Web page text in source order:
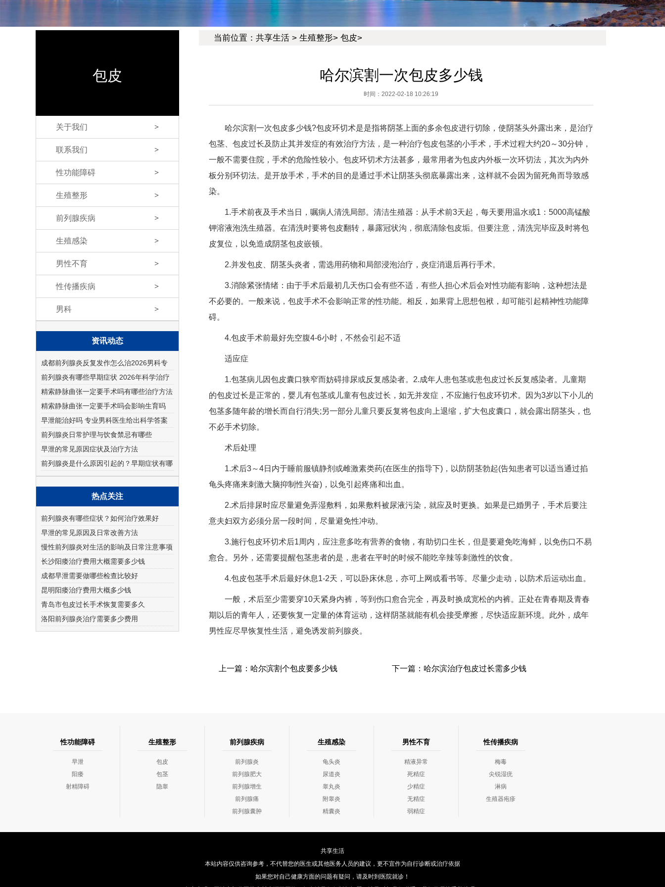
包皮
关于我们 >
联系我们 >
性功能障碍 >
生殖整形 >
前列腺疾病 >
生殖感染 >
男性不育 >
性传播疾病 >
男科 >
资讯动态
成都前列腺炎反复发作怎么治2026男科专
科医院哪家好
前列腺炎有哪些早期症状 2026年科学治疗
与预防方法
精索静脉曲张一定要手术吗有哪些治疗方法
精索静脉曲张一定要手术吗会影响生育吗
早泄能治好吗 专业男科医生给出科学答案
前列腺炎日常护理与饮食禁忌有哪些
早泄的常见原因症状及治疗方法
前列腺炎是什么原因引起的？早期症状有哪
些
热点关注
前列腺炎有哪些症状？如何治疗效果好
早泄的常见原因及日常改善方法
慢性前列腺炎对生活的影响及日常注意事项
长沙阳痿治疗费用大概需要多少钱
成都早泄需要做哪些检查比较好
昆明阳痿治疗费用大概多少钱
青岛市包皮过长手术恢复需要多久
洛阳前列腺炎治疗需要多少费用
当前位置： 共享生活 > 生殖整形> 包皮>
哈尔滨割一次包皮多少钱
时间：2022-02-18 10:26:19
哈尔滨割一次包皮多少钱?包皮环切术是是指将阴茎上面的多余包皮进行切除，使阴茎头外露出来，是治疗
包茎、包皮过长及防止其并发症的有效治疗方法，是一种治疗包皮包茎的小手术，手术过程大约20～30分钟，
一般不需要住院，手术的危险性较小。包皮环切术方法甚多，最常用者为包皮内外板一次环切法，其次为内外
板分别环切法。是开放手术，手术的目的是通过手术让阴茎头彻底暴露出来，这样就不会因为留死角而导致感
染。
1.手术前夜及手术当日，嘱病人清洗局部。清洁生殖器：从手术前3天起，每天要用温水或1：5000高锰酸
钾溶液泡洗生殖器。在清洗时要将包皮翻转，暴露冠状沟，彻底清除包皮垢。但要注意，清洗完毕应及时将包
皮复位，以免造成阴茎包皮嵌顿。
2.并发包皮、阴茎头炎者，需选用药物和局部浸泡治疗，炎症消退后再行手术。
3.消除紧张情绪：由于手术后最初几天伤口会有些不适，有些人担心术后会对性功能有影响，这种想法是
不必要的。一般来说，包皮手术不会影响正常的性功能。相反，如果背上思想包袱，却可能引起精神性功能障
碍。
4.包皮手术前最好先空腹4-6小时，不然会引起不适
适应症
1.包茎病儿因包皮囊口狭窄而妨碍排尿或反复感染者。2.成年人患包茎或患包皮过长反复感染者。儿童期
的包皮过长是正常的，婴儿有包茎或儿童有包皮过长，如无并发症，不应施行包皮环切术。因为3岁以下小儿的
包茎多随年龄的增长而自行消失;另一部分儿童只要反复将包皮向上退缩，扩大包皮囊口，就会露出阴茎头，也
不必手术切除。
术后处理
1.术后3～4日内于睡前服镇静剂或雌激素类药(在医生的指导下)，以防阴茎勃起(告知患者可以适当通过掐
龟头疼痛来刺激大脑抑制性兴奋)，以免引起疼痛和出血。
2.术后排尿时应尽量避免弄湿敷料，如果敷料被尿液污染，就应及时更换。如果是已婚男子，手术后要注
意夫妇双方必须分居一段时间，尽量避免性冲动。
3.施行包皮环切术后1周内，应注意多吃有营养的食物，有助切口生长，但是要避免吃海鲜，以免伤口不易
愈合。另外，还需要提醒包茎患者的是，患者在平时的时候不能吃辛辣等刺激性的饮食。
4.包皮包茎手术后最好休息1-2天，可以卧床休息，亦可上网或看书等。尽量少走动，以防术后运动出血。
一般，术后至少需要穿10天紧身内裤，等到伤口愈合完全，再及时换成宽松的内裤。正处在青春期及青春
期以后的青年人，还要恢复一定量的体育运动，这样阴茎就能有机会接受摩擦，尽快适应新环境。此外，成年
男性应尽早恢复性生活，避免诱发前列腺炎。
上一篇： 哈尔滨割个包皮要多少钱 下一篇： 哈尔滨治疗包皮过长需多少钱
性功能障碍
早泄
阳痿
射精障碍
生殖整形
包皮
包茎
隐睾
前列腺疾病
前列腺炎
前列腺肥大
前列腺增生
前列腺痛
前列腺囊肿
生殖感染
龟头炎
尿道炎
睾丸炎
附睾炎
精囊炎
男性不育
精液异常
死精症
少精症
无精症
弱精症
性传播疾病
梅毒
尖锐湿疣
淋病
生殖器疱疹
共享生活
本站内容仅供咨询参考，不代替您的医生或其他医务人员的建议，更不宜作为自行诊断或治疗依据
如果您对自己健康方面的问题有疑问，请及时到医院就诊！